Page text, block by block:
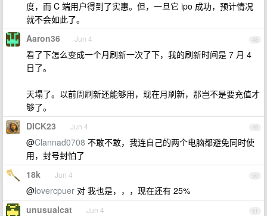
度，而 C 端用户得到了实惠。但，一旦它 ipo 成功，预计情况
就不会如此了。
48
Aaron36 Jun 4
看了下怎么变成一个月刷新一次了下，我的刷新时间是 7 月 4
日了。
天塌了。以前周刷新还能够用，现在月刷新，那岂不是要充值才
够了。
49
DICK23 Jun 4
@Clannad0708 不敢不敢，我连自己的两个电脑都避免同时使
用，封号封怕了
50
18k Jun 4
@lovercpuer 对 我也是，，，现在还有 25%
51
unusualcat Jun 4